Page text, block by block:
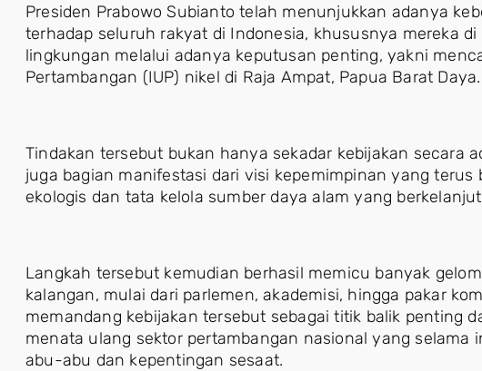
Presiden Prabowo Subianto telah menunjukkan adanya
terhadap seluruh rakyat di Indonesia, khususnya mereka
lingkungan melalui adanya keputusan penting, yakni
Pertambangan (IUP) nikel di Raja Ampat, Papua Barat Daya.
Tindakan tersebut bukan hanya sekadar kebijakan secara
juga bagian manifestasi dari visi kepemimpinan yang terus
ekologis dan tata kelola sumber daya alam yang
Langkah tersebut kemudian berhasil memicu banyak
kalangan, mulai dari parlemen, akademisi, hingga pakar
memandang kebijakan tersebut sebagai titik balik penting
menata ulang sektor pertambangan nasional yang selama
abu-abu dan kepentingan sesaat.